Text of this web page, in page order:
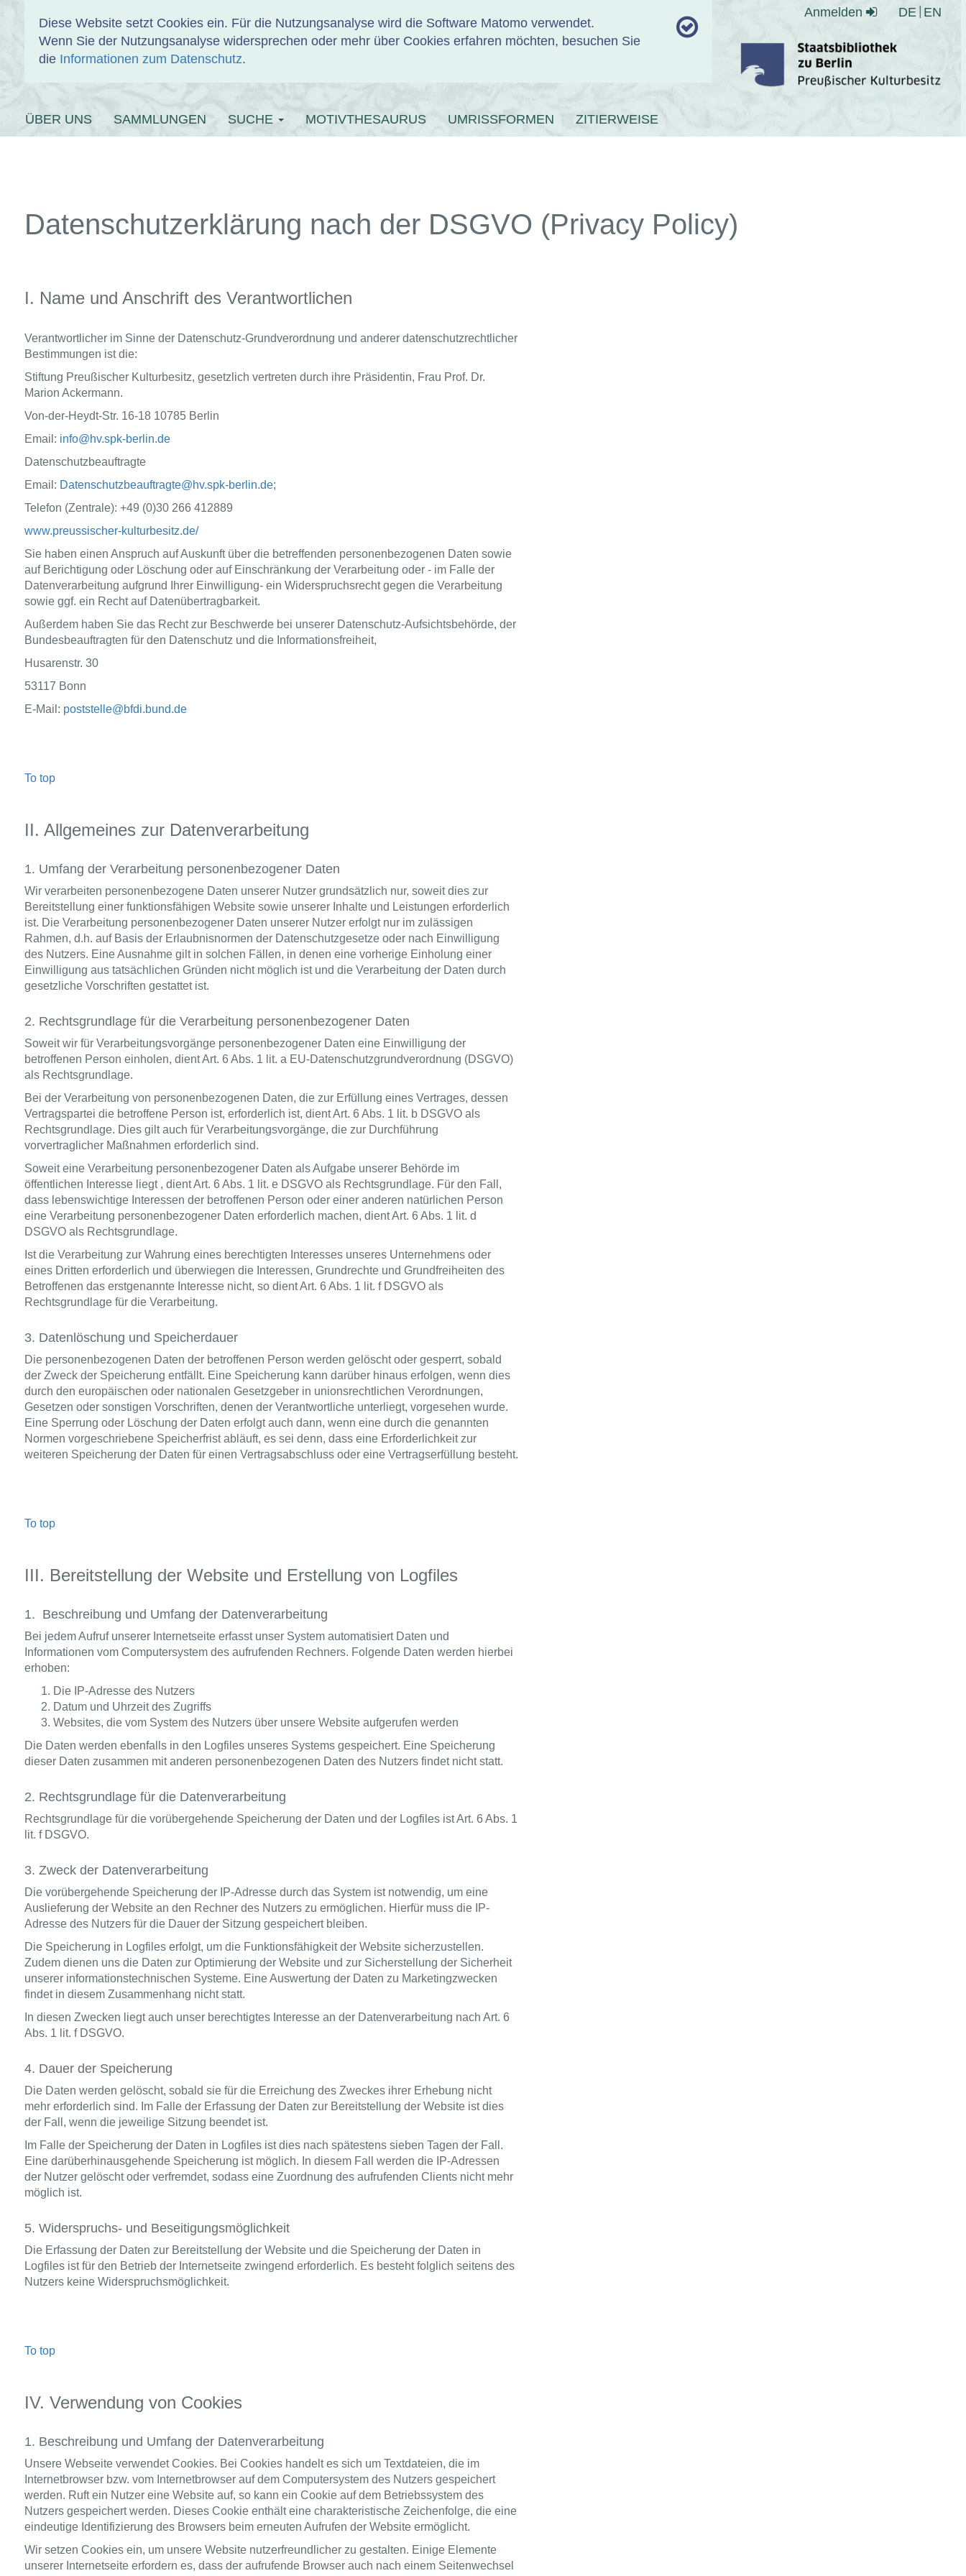
Diese Website setzt Cookies ein. Für die Nutzungsanalyse wird die Software Matomo verwendet.
Wenn Sie der Nutzungsanalyse widersprechen oder mehr über Cookies erfahren möchten, besuchen Sie
die Informationen zum Datenschutz.
Anmelden DE EN
EINBANDDATENBANK
ÜBER UNS SAMMLUNGEN SUCHE MOTIVTHESAURUS UMRISSFORMEN ZITIERWEISE
Datenschutzerklärung nach der DSGVO (Privacy Policy)
I. Name und Anschrift des Verantwortlichen
Verantwortlicher im Sinne der Datenschutz-Grundverordnung und anderer datenschutzrechtlicher
Bestimmungen ist die:
Stiftung Preußischer Kulturbesitz, gesetzlich vertreten durch ihre Präsidentin, Frau Prof. Dr.
Marion Ackermann.
Von-der-Heydt-Str. 16-18 10785 Berlin
Email: info@hv.spk-berlin.de
Datenschutzbeauftragte
Email: Datenschutzbeauftragte@hv.spk-berlin.de;
Telefon (Zentrale): +49 (0)30 266 412889
www.preussischer-kulturbesitz.de/
Sie haben einen Anspruch auf Auskunft über die betreffenden personenbezogenen Daten sowie
auf Berichtigung oder Löschung oder auf Einschränkung der Verarbeitung oder - im Falle der
Datenverarbeitung aufgrund Ihrer Einwilligung- ein Widerspruchsrecht gegen die Verarbeitung
sowie ggf. ein Recht auf Datenübertragbarkeit.
Außerdem haben Sie das Recht zur Beschwerde bei unserer Datenschutz-Aufsichtsbehörde, der
Bundesbeauftragten für den Datenschutz und die Informationsfreiheit,
Husarenstr. 30
53117 Bonn
E-Mail: poststelle@bfdi.bund.de
To top
II. Allgemeines zur Datenverarbeitung
1. Umfang der Verarbeitung personenbezogener Daten
Wir verarbeiten personenbezogene Daten unserer Nutzer grundsätzlich nur, soweit dies zur
Bereitstellung einer funktionsfähigen Website sowie unserer Inhalte und Leistungen erforderlich
ist. Die Verarbeitung personenbezogener Daten unserer Nutzer erfolgt nur im zulässigen
Rahmen, d.h. auf Basis der Erlaubnisnormen der Datenschutzgesetze oder nach Einwilligung
des Nutzers. Eine Ausnahme gilt in solchen Fällen, in denen eine vorherige Einholung einer
Einwilligung aus tatsächlichen Gründen nicht möglich ist und die Verarbeitung der Daten durch
gesetzliche Vorschriften gestattet ist.
2. Rechtsgrundlage für die Verarbeitung personenbezogener Daten
Soweit wir für Verarbeitungsvorgänge personenbezogener Daten eine Einwilligung der
betroffenen Person einholen, dient Art. 6 Abs. 1 lit. a EU-Datenschutzgrundverordnung (DSGVO)
als Rechtsgrundlage.
Bei der Verarbeitung von personenbezogenen Daten, die zur Erfüllung eines Vertrages, dessen
Vertragspartei die betroffene Person ist, erforderlich ist, dient Art. 6 Abs. 1 lit. b DSGVO als
Rechtsgrundlage. Dies gilt auch für Verarbeitungsvorgänge, die zur Durchführung
vorvertraglicher Maßnahmen erforderlich sind.
Soweit eine Verarbeitung personenbezogener Daten als Aufgabe unserer Behörde im
öffentlichen Interesse liegt , dient Art. 6 Abs. 1 lit. e DSGVO als Rechtsgrundlage. Für den Fall,
dass lebenswichtige Interessen der betroffenen Person oder einer anderen natürlichen Person
eine Verarbeitung personenbezogener Daten erforderlich machen, dient Art. 6 Abs. 1 lit. d
DSGVO als Rechtsgrundlage.
Ist die Verarbeitung zur Wahrung eines berechtigten Interesses unseres Unternehmens oder
eines Dritten erforderlich und überwiegen die Interessen, Grundrechte und Grundfreiheiten des
Betroffenen das erstgenannte Interesse nicht, so dient Art. 6 Abs. 1 lit. f DSGVO als
Rechtsgrundlage für die Verarbeitung.
3. Datenlöschung und Speicherdauer
Die personenbezogenen Daten der betroffenen Person werden gelöscht oder gesperrt, sobald
der Zweck der Speicherung entfällt. Eine Speicherung kann darüber hinaus erfolgen, wenn dies
durch den europäischen oder nationalen Gesetzgeber in unionsrechtlichen Verordnungen,
Gesetzen oder sonstigen Vorschriften, denen der Verantwortliche unterliegt, vorgesehen wurde.
Eine Sperrung oder Löschung der Daten erfolgt auch dann, wenn eine durch die genannten
Normen vorgeschriebene Speicherfrist abläuft, es sei denn, dass eine Erforderlichkeit zur
weiteren Speicherung der Daten für einen Vertragsabschluss oder eine Vertragserfüllung besteht.
To top
III. Bereitstellung der Website und Erstellung von Logfiles
1. Beschreibung und Umfang der Datenverarbeitung
Bei jedem Aufruf unserer Internetseite erfasst unser System automatisiert Daten und
Informationen vom Computersystem des aufrufenden Rechners. Folgende Daten werden hierbei
erhoben:
Die IP-Adresse des Nutzers
Datum und Uhrzeit des Zugriffs
Websites, die vom System des Nutzers über unsere Website aufgerufen werden
Die Daten werden ebenfalls in den Logfiles unseres Systems gespeichert. Eine Speicherung
dieser Daten zusammen mit anderen personenbezogenen Daten des Nutzers findet nicht statt.
2. Rechtsgrundlage für die Datenverarbeitung
Rechtsgrundlage für die vorübergehende Speicherung der Daten und der Logfiles ist Art. 6 Abs. 1
lit. f DSGVO.
3. Zweck der Datenverarbeitung
Die vorübergehende Speicherung der IP-Adresse durch das System ist notwendig, um eine
Auslieferung der Website an den Rechner des Nutzers zu ermöglichen. Hierfür muss die IP-
Adresse des Nutzers für die Dauer der Sitzung gespeichert bleiben.
Die Speicherung in Logfiles erfolgt, um die Funktionsfähigkeit der Website sicherzustellen.
Zudem dienen uns die Daten zur Optimierung der Website und zur Sicherstellung der Sicherheit
unserer informationstechnischen Systeme. Eine Auswertung der Daten zu Marketingzwecken
findet in diesem Zusammenhang nicht statt.
In diesen Zwecken liegt auch unser berechtigtes Interesse an der Datenverarbeitung nach Art. 6
Abs. 1 lit. f DSGVO.
4. Dauer der Speicherung
Die Daten werden gelöscht, sobald sie für die Erreichung des Zweckes ihrer Erhebung nicht
mehr erforderlich sind. Im Falle der Erfassung der Daten zur Bereitstellung der Website ist dies
der Fall, wenn die jeweilige Sitzung beendet ist.
Im Falle der Speicherung der Daten in Logfiles ist dies nach spätestens sieben Tagen der Fall.
Eine darüberhinausgehende Speicherung ist möglich. In diesem Fall werden die IP-Adressen
der Nutzer gelöscht oder verfremdet, sodass eine Zuordnung des aufrufenden Clients nicht mehr
möglich ist.
5. Widerspruchs- und Beseitigungsmöglichkeit
Die Erfassung der Daten zur Bereitstellung der Website und die Speicherung der Daten in
Logfiles ist für den Betrieb der Internetseite zwingend erforderlich. Es besteht folglich seitens des
Nutzers keine Widerspruchsmöglichkeit.
To top
IV. Verwendung von Cookies
1. Beschreibung und Umfang der Datenverarbeitung
Unsere Webseite verwendet Cookies. Bei Cookies handelt es sich um Textdateien, die im
Internetbrowser bzw. vom Internetbrowser auf dem Computersystem des Nutzers gespeichert
werden. Ruft ein Nutzer eine Website auf, so kann ein Cookie auf dem Betriebssystem des
Nutzers gespeichert werden. Dieses Cookie enthält eine charakteristische Zeichenfolge, die eine
eindeutige Identifizierung des Browsers beim erneuten Aufrufen der Website ermöglicht.
Wir setzen Cookies ein, um unsere Website nutzerfreundlicher zu gestalten. Einige Elemente
unserer Internetseite erfordern es, dass der aufrufende Browser auch nach einem Seitenwechsel